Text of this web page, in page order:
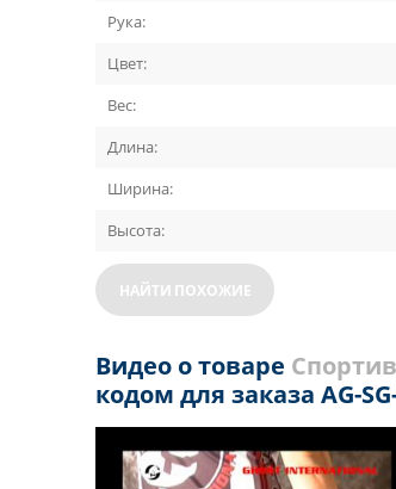
Рука:
Цвет:
Вес:
Длина:
Ширина:
Высота:
НАЙТИ ПОХОЖИЕ
Видео о товаре
кодом для заказа AG-